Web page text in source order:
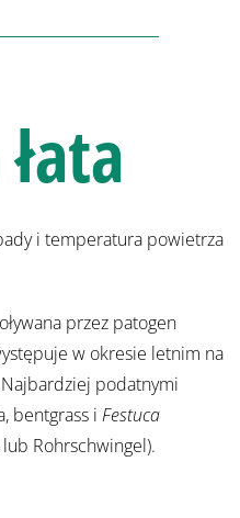
i temperatura powietrza
przez patogen
w okresie letnim na
podatnymi
bentgrass i Festuca
Rohrschwingel).